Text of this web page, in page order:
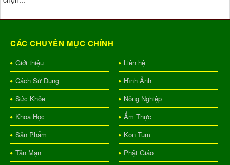
CÁC CHUYÊN MỤC CHÍNH
Giới thiệu
Liên hệ
Cách Sử Dụng
Hình Ảnh
Sức Khỏe
Nông Nghiệp
Khoa Học
Ẩm Thực
Sản Phẩm
Kon Tum
Tản Mạn
Phật Giáo